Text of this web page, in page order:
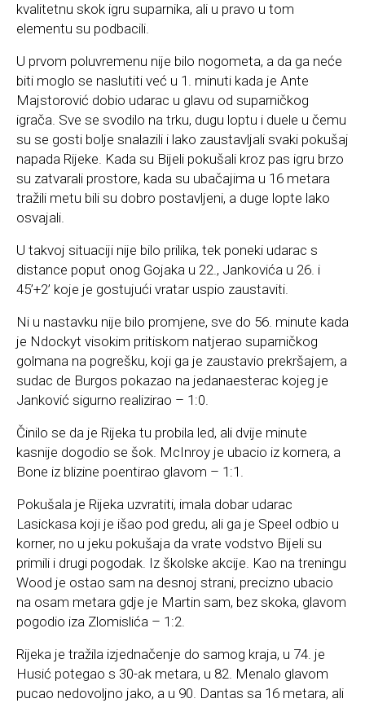
kvalitetnu skok igru suparnika, ali u pravo u tom
elementu su podbacili.
U prvom poluvremenu nije bilo nogometa, a da ga neće
biti moglo se naslutiti već u 1. minuti kada je Ante
Majstorović dobio udarac u glavu od suparničkog
igrača. Sve se svodilo na trku, dugu loptu i duele u čemu
su se gosti bolje snalazili i lako zaustavljali svaki pokušaj
napada Rijeke. Kada su Bijeli pokušali kroz pas igru brzo
su zatvarali prostore, kada su ubačajima u 16 metara
tražili metu bili su dobro postavljeni, a duge lopte lako
osvajali.
U takvoj situaciji nije bilo prilika, tek poneki udarac s
distance poput onog Gojaka u 22., Jankovića u 26. i
45’+2’ koje je gostujući vratar uspio zaustaviti.
Ni u nastavku nije bilo promjene, sve do 56. minute kada
je Ndockyt visokim pritiskom natjerao suparničkog
golmana na pogrešku, koji ga je zaustavio prekršajem, a
sudac de Burgos pokazao na jedanaesterac kojeg je
Janković sigurno realizirao – 1:0.
Činilo se da je Rijeka tu probila led, ali dvije minute
kasnije dogodio se šok. McInroy je ubacio iz kornera, a
Bone iz blizine poentirao glavom – 1:1.
Pokušala je Rijeka uzvratiti, imala dobar udarac
Lasickasa koji je išao pod gredu, ali ga je Speel odbio u
korner, no u jeku pokušaja da vrate vodstvo Bijeli su
primili i drugi pogodak. Iz školske akcije. Kao na treningu
Wood je ostao sam na desnoj strani, precizno ubacio
na osam metara gdje je Martin sam, bez skoka, glavom
pogodio iza Zlomislića – 1:2.
Rijeka je tražila izjednačenje do samog kraja, u 74. je
Husić potegao s 30-ak metara, u 82. Menalo glavom
pucao nedovoljno jako, a u 90. Dantas sa 16 metara, ali